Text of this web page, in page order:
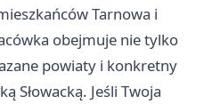
Tarnowa i
obejmuje nie tylko
powiaty i konkretny
Słowacką. Jeśli Twoja